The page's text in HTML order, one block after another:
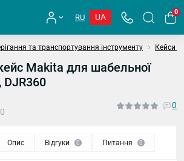
RU UA
0
та транспортування інструменту Кейси
Makita для шабельної
DJR360
0
Опис Відгуки 0 Питання 0